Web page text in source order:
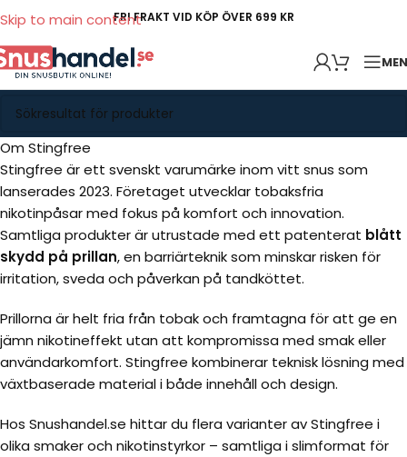
Skip to main contentFRI FRAKT VID KÖP ÖVER 699 KR
Om Stingfree
Stingfree är ett svenskt varumärke inom vitt snus som
lanserades 2023. Företaget utvecklar tobaksfria
nikotinpåsar med fokus på komfort och innovation.
Samtliga produkter är utrustade med ett patenterat blått
skydd på prillan, en barriärteknik som minskar risken för
irritation, sveda och påverkan på tandköttet.
Prillorna är helt fria från tobak och framtagna för att ge en
jämn nikotineffekt utan att kompromissa med smak eller
användarkomfort. Stingfree kombinerar teknisk lösning med
växtbaserade material i både innehåll och design.
Hos Snushandel.se hittar du flera varianter av Stingfree i
olika smaker och nikotinstyrkor – samtliga i slimformat för